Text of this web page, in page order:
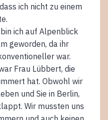
ich nicht zu einem
ich auf Alpenblick
geworden, da ihr
war.
Frau Lübbert, die
hat. Obwohl wir
und Sie in Berlin,
Wir mussten uns